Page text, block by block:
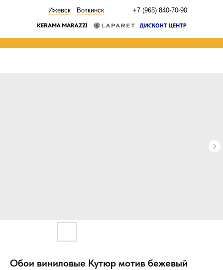
+7 (965) 840-70-90
Ижевск Воткинск
Обои виниловые Кутюр мотив бежевый